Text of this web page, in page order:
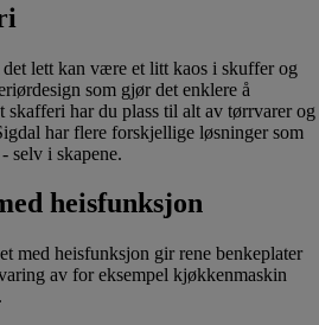
lett kan være et litt kaos i skuffer og
som gjør det enklere å
skafferi har du plass til alt av tørrvarer og
har flere forskjellige løsninger som
selv i skapene.
heisfunksjon
med heisfunksjon gir rene benkeplater
av for eksempel kjøkkenmaskin